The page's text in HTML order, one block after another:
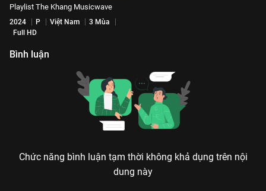
Playlist The Khang Musicwave
2024 P Việt Nam
3 Mùa
Full HD
Bình luận
Chức năng bình luận tạm thời không khả dụng trên nội
dung này